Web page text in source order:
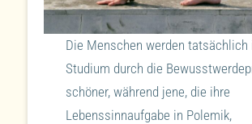
Die Menschen werden tatsächlich
Studium durch die
schöner, während jene, die ihre
Lebenssinnaufgabe in Polemik,